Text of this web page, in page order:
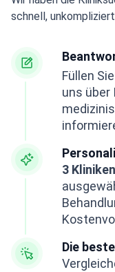
schnell,
Füllen
uns über
3 Kliniken
Die